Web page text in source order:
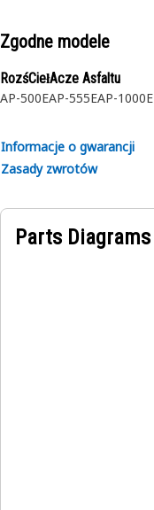
Zgodne modele
RozśCiełAcze Asfaltu
AP-500EAP-555EAP-1000E
Informacje o gwarancji
Zasady zwrotów
Parts Diagrams